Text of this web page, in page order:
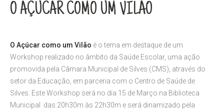
O AÇÚCAR COMO UM VILÃO
O Açúcar como um Vilão é o tema em destaque de um
Workshop realizado no âmbito da Saúde Escolar, uma ação
promovida pela Câmara Municipal de Silves (CMS), através do
setor da Educação, em parceria com o Centro de Saúde de
Silves. Este Workshop será no dia 15 de Março na Biblioteca
Municipal das 20h30m às 22h30m e será dinamizado pela